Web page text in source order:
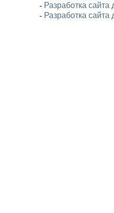
- Разработка
- Разработка